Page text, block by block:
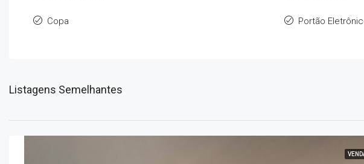
Copa Portão
Listagens Semelhantes